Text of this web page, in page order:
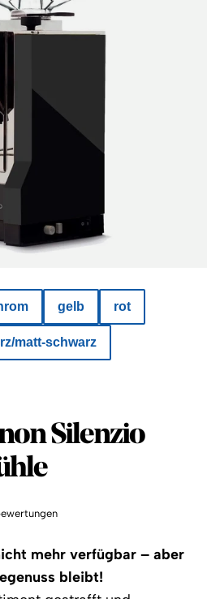
gelb rot
matt-schwarz
Silenzio
mehr verfügbar – aber
bleibt!